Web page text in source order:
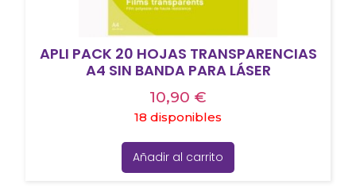
APLI PACK 20 HOJAS TRANSPARENCIAS
A4 SIN BANDA PARA LÁSER
10,90 €
18 disponibles
Añadir al carrito